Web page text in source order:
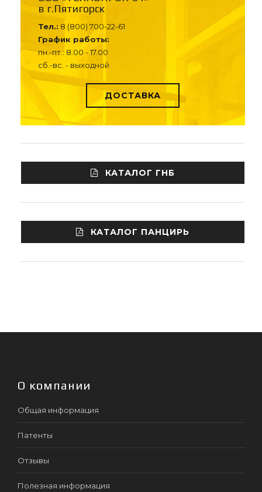
в г.Пятигорск
Тел.: 8 (800) 700-22-61
График работы:
пн.-пт.: 8.00 - 17.00
сб.-вс. - выходной
ДОСТАВКА
КАТАЛОГ ГНБ
КАТАЛОГ ПАНЦИРЬ
О компании
Общая информация
Патенты
Отзывы
Полезная информация